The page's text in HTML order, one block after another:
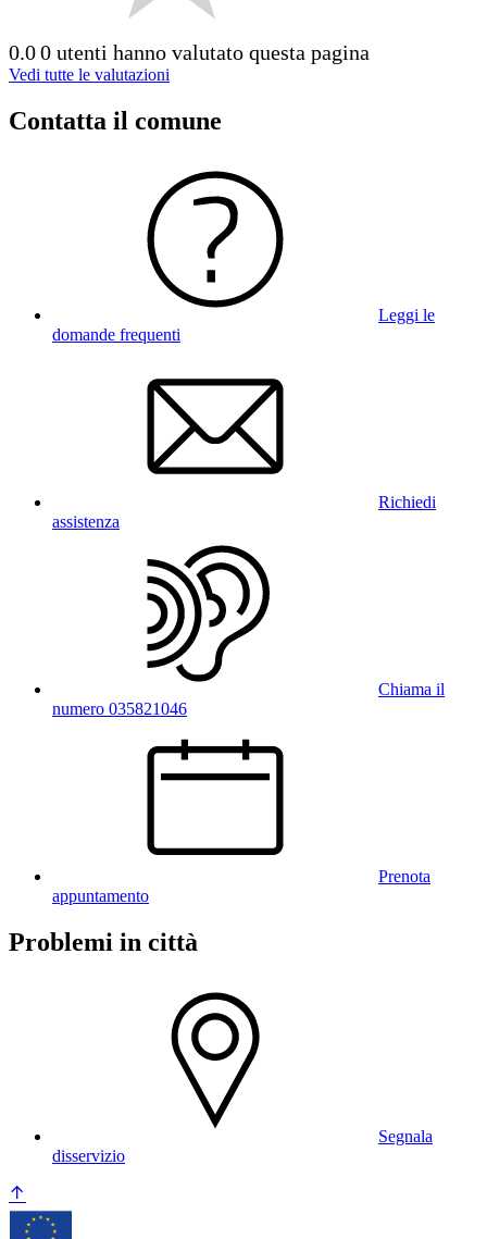
0.00 utenti hanno valutato questa pagina
Vedi tutte le valutazioni
Contatta il comune
Leggi le
domande frequenti
Richiedi
assistenza
Chiama il
numero 035821046
Prenota
appuntamento
Problemi in città
Segnala
disservizio